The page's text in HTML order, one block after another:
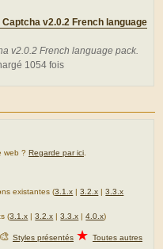
v2.0.2 French language
v2.0.2 French language pack.
1054 fois
web ? Regarde par ici
existantes (3.1.x |3.2.x |3.3.x
(3.1.x |3.2.x |3.3.x |4.0.x)
🎨 Styles présentés ★ Toutes autres